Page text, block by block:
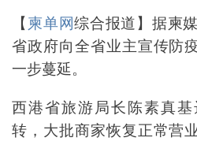
【 柬单网综合报道】据柬
省政府向全省业主宣传防
一步蔓延。
西港省旅游局长陈素真
转，大批商家恢复正常营